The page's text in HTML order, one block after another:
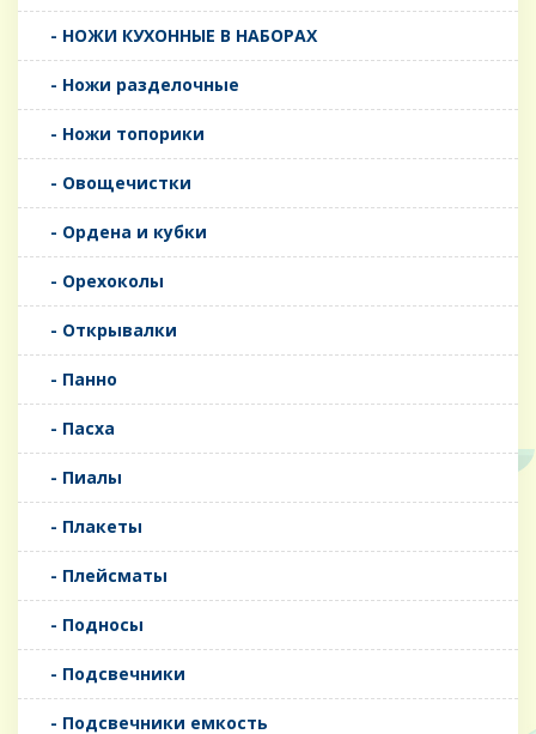
- НОЖИ КУХОННЫЕ В НАБОРАХ
- Ножи разделочные
- Ножи топорики
- Овощечистки
- Ордена и кубки
- Орехоколы
- Открывалки
- Панно
- Пасха
- Пиалы
- Плакеты
- Плейсматы
- Подносы
- Подсвечники
- Подсвечники емкость